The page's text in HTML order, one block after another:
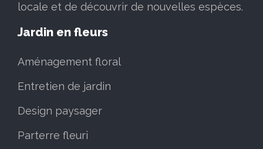
locale et de découvrir de nouvelles espèces.
Jardin en fleurs
Aménagement floral
Entretien de jardin
Design paysager
Parterre fleuri